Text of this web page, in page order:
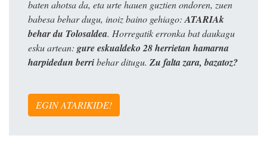
baten ahotsa da, eta urte hauen guztien ondoren, zuen
babesa behar dugu, inoiz baino gehiago: ATARIAk
behar du Tolosaldea. Horregatik erronka bat daukagu
esku artean: gure eskualdeko 28 herrietan hamarna
harpidedun berribehar ditugu. Zu falta zara, bazatoz?
EGIN ATARIKIDE!